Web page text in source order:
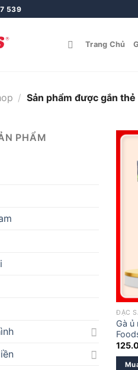
539
Trang Chủ
/ Sản phẩm được gắn thẻ
PHẨM
ĐẶC
Gà